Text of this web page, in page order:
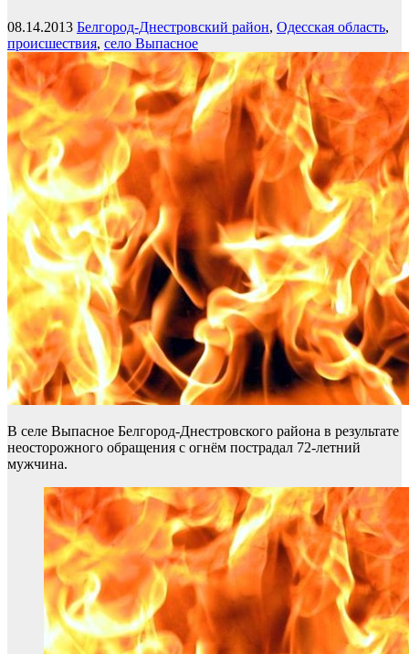
08.14.2013 Белгород-Днестровский район, Одесская область,
происшествия, село Выпасное
В селе Выпасное Белгород-Днестровского района в результате
неосторожного обращения с огнём пострадал 72-летний
мужчина.